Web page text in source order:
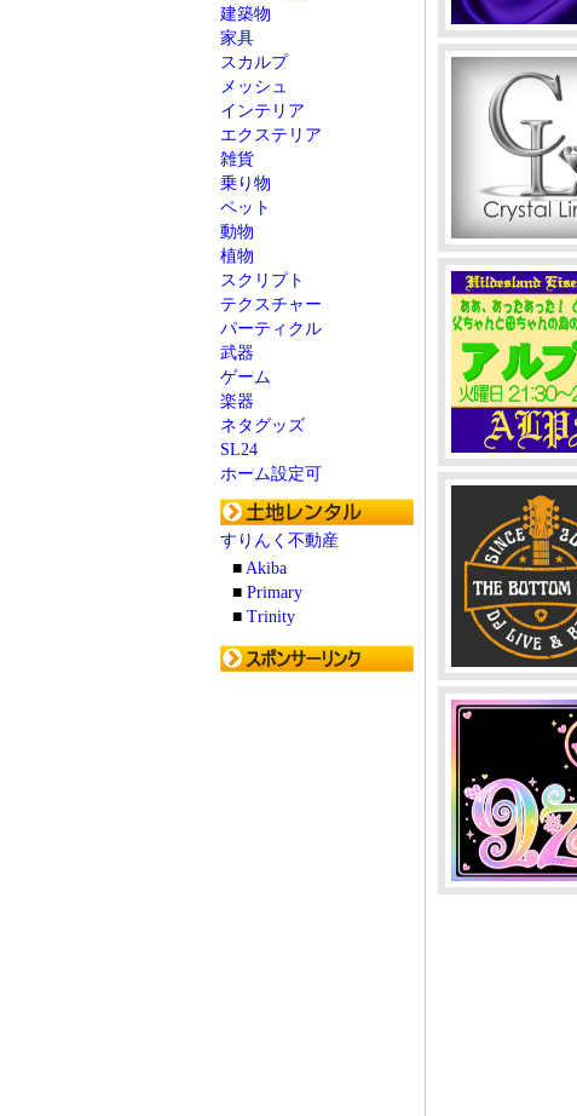
建築物
家具
スカルプ
メッシュ
インテリア
エクステリア
雑貨
乗り物
ペット
動物
植物
スクリプト
テクスチャー
パーティクル
武器
ゲーム
楽器
ネタグッズ
SL24
ホーム設定可
すりんく不動産
■ Akiba
■ Primary
■ Trinity